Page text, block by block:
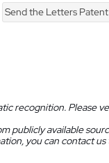
Send the Letters
recognition. Please
publicly available
you can contact